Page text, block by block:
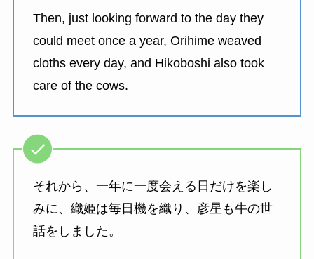
Then, just looking forward to the day they
could meet once a year, Orihime weaved
cloths every day, and Hikoboshi also took
care of the cows.
それから、一年に一度会える日だけを楽し
みに、織姫は毎日機を織り、彦星も牛の世
話をしました。